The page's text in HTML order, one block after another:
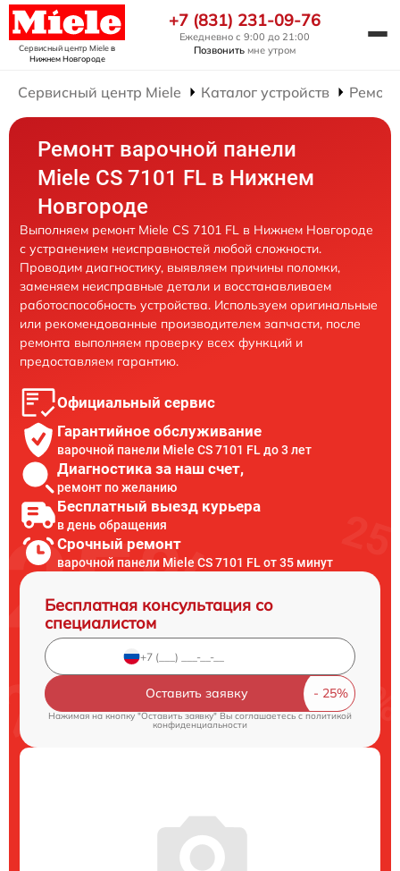
Сервисный центр Mieleв
Нижнем Новгороде
+7 (831) 231-09-76
Ежедневно с 9:00 до 21:00
Позвонить мне утром
Сервисный центр Miele Каталог устройств
Ремонт варочной панели
Miele CS 7101 FL в Нижнем
Новгороде
Выполняем ремонт Miele CS 7101 FL в Нижнем Новгороде
с устранением неисправностей любой сложности.
Проводим диагностику, выявляем причины поломки,
заменяем неисправные детали и восстанавливаем
работоспособность устройства. Используем оригинальные
или рекомендованные производителем запчасти, после
ремонта выполняем проверку всех функций и
предоставляем гарантию.
Официальный сервис
Гарантийное обслуживание
варочной панели Miele CS 7101 FL до 3 лет
Диагностика за наш счет,
ремонт по желанию
Бесплатный выезд курьера
в день обращения
Срочный ремонт
варочной панели Miele CS 7101 FL от 35 минут
Бесплатная консультация со
специалистом
Оставить заявку
Нажимая на кнопку "Оставить заявку" Вы соглашаетесь cполитикой
конфиденциальности